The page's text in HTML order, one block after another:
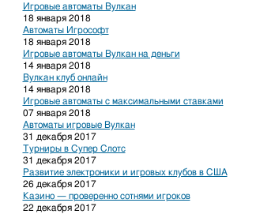
Игровые автоматы Вулкан
18 января 2018
Автоматы Игрософт
18 января 2018
Игровые автоматы Вулкан на деньги
14 января 2018
Вулкан клуб онлайн
14 января 2018
Игровые автоматы с максимальными ставками
07 января 2018
Автоматы игровые Вулкан
31 декабря 2017
Турниры в Супер Слотс
31 декабря 2017
Развитие электроники и игровых клубов в США
26 декабря 2017
Казино — проверенно сотнями игроков
22 декабря 2017